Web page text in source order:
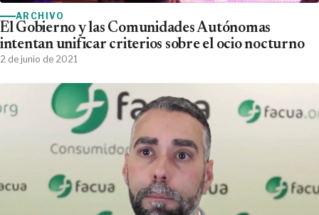
ARCHIVO
El Gobierno y las Comunidades Autónomas
intentan unificar criterios sobre el ocio nocturno
2 de junio de 2021